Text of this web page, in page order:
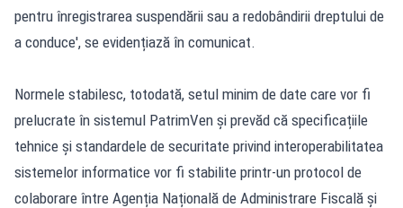
pentru înregistrarea suspendării sau a redobândirii dreptului de
a conduce', se evidențiază în comunicat.
Normele stabilesc, totodată, setul minim de date care vor fi
prelucrate în sistemul PatrimVen și prevăd că specificațiile
tehnice și standardele de securitate privind interoperabilitatea
sistemelor informatice vor fi stabilite printr-un protocol de
colaborare între Agenția Națională de Administrare Fiscală și